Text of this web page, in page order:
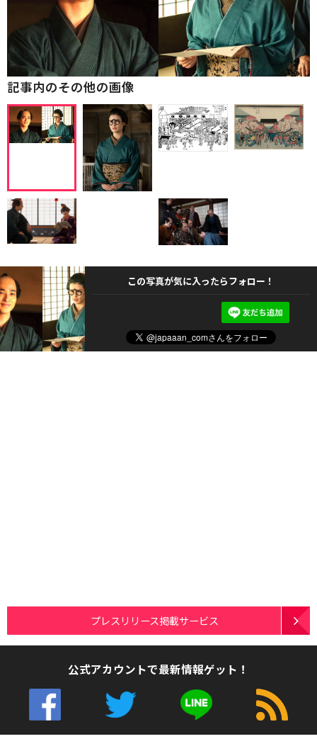
記事内のその他の画像
この写真が気に入ったらフォロー！
プレスリリース掲載サービス
公式アカウントで最新情報ゲット！